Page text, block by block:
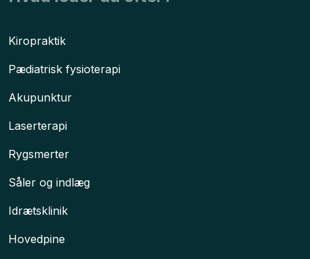
Kiropraktik
Pædiatrisk fysioterapi
Akupunktur
Laserterapi
​Rygsmerter
Såler og indlæg
Idrætsklinik
Hovedpine​